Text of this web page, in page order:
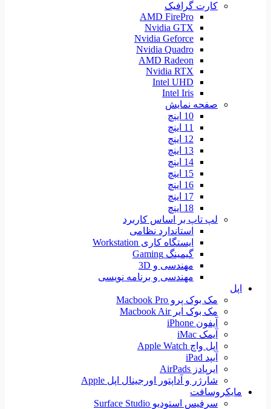
کارت گرافیک
AMD FirePro
Nvidia GTX
Nvidia Geforce
Nvidia Quadro
AMD Radeon
Nvidia RTX
Intel UHD
Intel Iris
صفحه نمایش
10 اینچ
11 اینچ
12 اینچ
13 اینچ
14 اینچ
15 اینچ
16 اینچ
17 اینچ
18 اینچ
لپ تاپ بر اساس کاربرد
استاندارد نظامی
ایستگاه کاری Workstation
گیمینگ Gaming
مهندسی و 3D
مهندسی و برنامه نویسی
اپل
مک بوک پرو Macbook Pro
مک بوک ایر Macbook Air
آیفون iPhone
آیمک iMac
اپل واچ Apple Watch
آیپد iPad
ایرپادز AirPads
شارژر و آداپتور اورجینال اپل Apple
مایکروسافت
سرفیس استودیو Surface Studio